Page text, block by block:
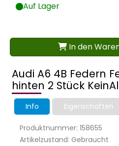
Audi A6 4B Federn
hinten 2 Stück
Info Eigenschaften
Produktnummer: 158655
Artikelzustand: Gebraucht
Auf Lager
In den